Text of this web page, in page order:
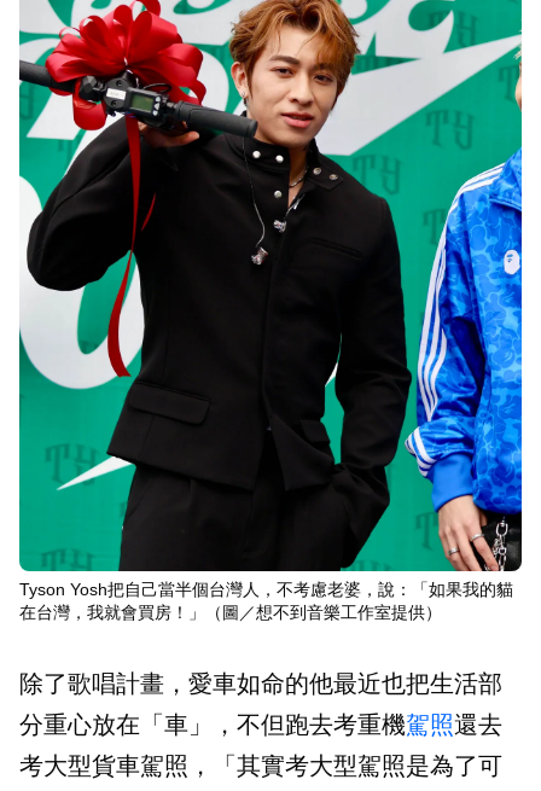
Tyson Yosh把自己當半個台灣人，不考慮老婆，說：「如果我的貓
在台灣，我就會買房！」（圖／想不到音樂工作室提供）
除了歌唱計畫，愛車如命的他最近也把生活部
分重心放在「車」，不但跑去考重機駕照還去
考大型貨車駕照，「其實考大型駕照是為了可